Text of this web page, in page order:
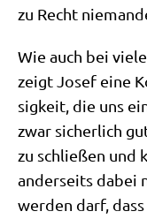
zu Recht
Wie auch bei
zeigt Josef eine
sig­keit, die uns
zwar sicher­lich
zu schlie­ßen und
ander­seits dabei
wer­den darf,